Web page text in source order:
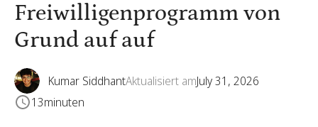
Freiwilligenprogramm von
Grund auf auf
Kumar SiddhantAktualisiert amJuly 31, 2026
13minuten